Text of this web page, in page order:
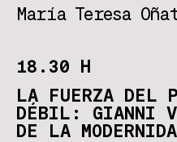
María Teresa
18.30 H
LA FUERZA DEL
DÉBIL: GIANNI
DE LA